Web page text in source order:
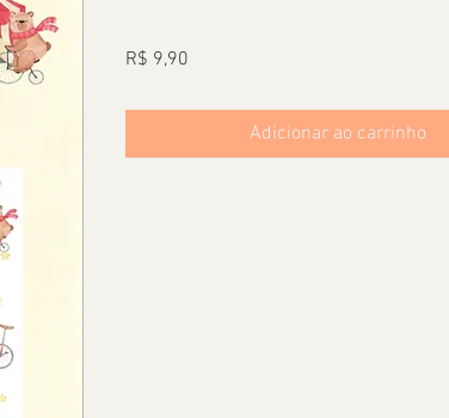
R$ 9,90
Adicionar ao carrinho